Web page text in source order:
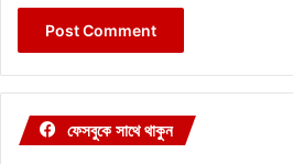
ফেসবুকে সাথে থাকুন